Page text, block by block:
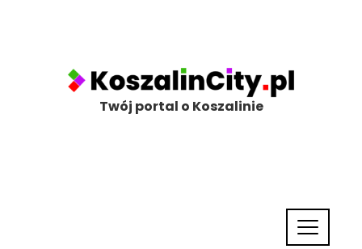
Twój portal o Koszalinie